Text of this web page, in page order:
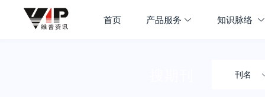
首页 产品服务 知识脉络
刊名